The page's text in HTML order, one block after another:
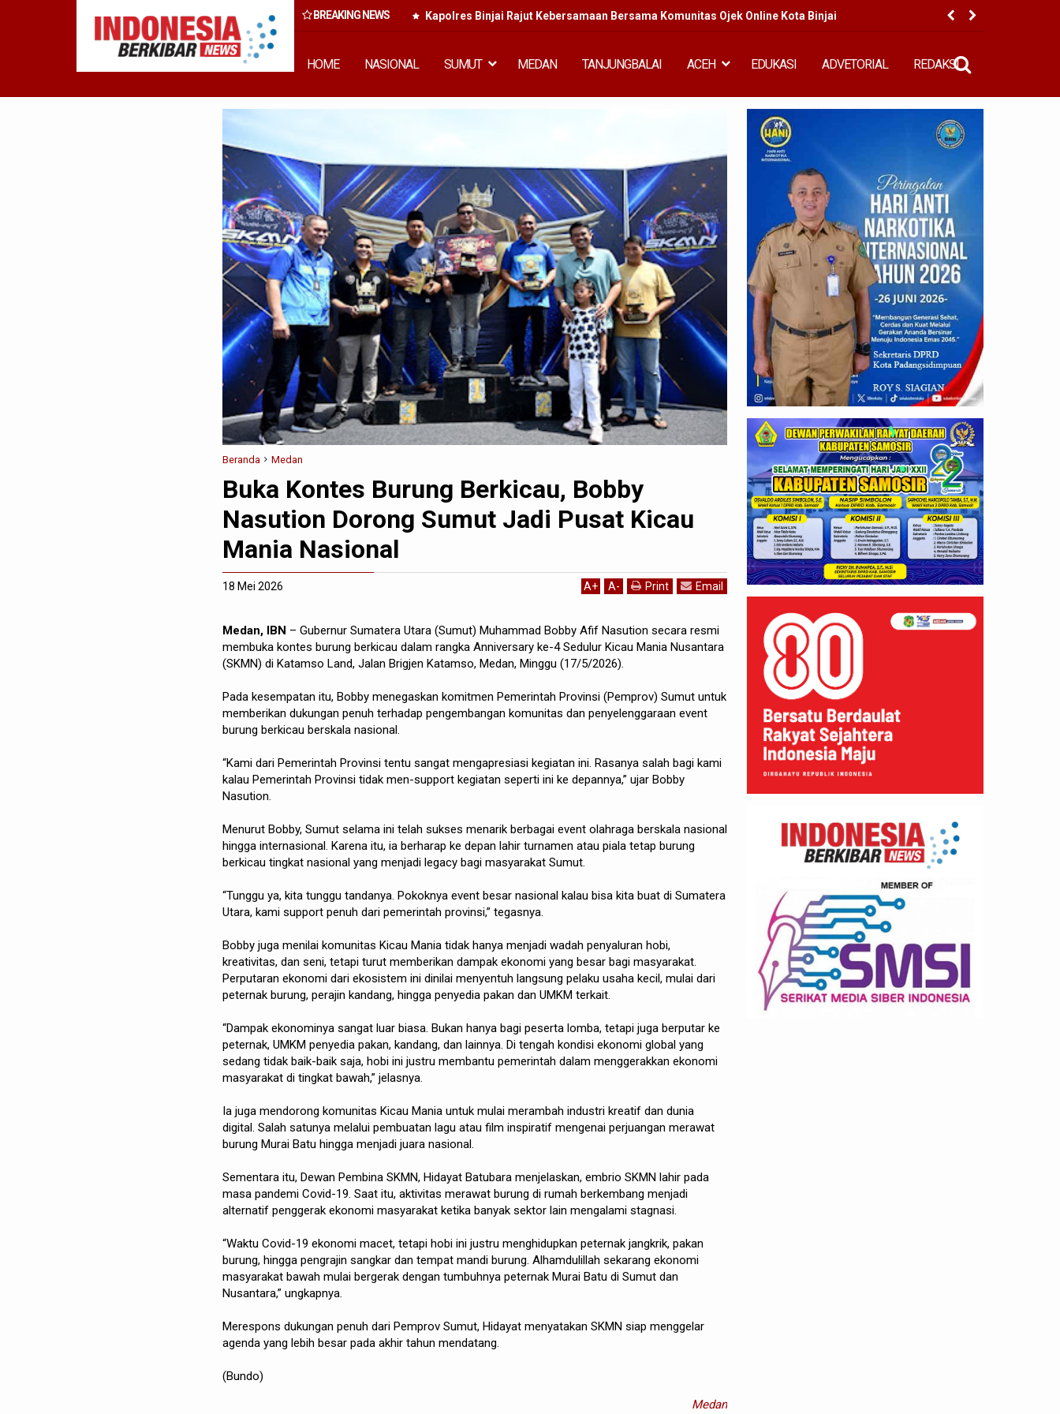
BREAKING NEWS
Rumput Laut Nias Utara dari Hulu ke Hilir Kapolres Binjai Rajut Kebersamaan Bersama Komunitas Ojek Online Kota Binjai
HOME NASIONAL SUMUT MEDAN TANJUNGBALAI ACEH EDUKASI ADVETORIAL REDAKSI
Beranda Medan
Buka Kontes Burung Berkicau, Bobby
Nasution Dorong Sumut Jadi Pusat Kicau
Mania Nasional
18 Mei 2026 A+ A- Print Email
Medan, IBN – Gubernur Sumatera Utara (Sumut) Muhammad Bobby Afif Nasution secara resmi
membuka kontes burung berkicau dalam rangka Anniversary ke-4 Sedulur Kicau Mania Nusantara
(SKMN) di Katamso Land, Jalan Brigjen Katamso, Medan, Minggu (17/5/2026).
Pada kesempatan itu, Bobby menegaskan komitmen Pemerintah Provinsi (Pemprov) Sumut untuk
memberikan dukungan penuh terhadap pengembangan komunitas dan penyelenggaraan event
burung berkicau berskala nasional.
“Kami dari Pemerintah Provinsi tentu sangat mengapresiasi kegiatan ini. Rasanya salah bagi kami
kalau Pemerintah Provinsi tidak men-support kegiatan seperti ini ke depannya,” ujar Bobby
Nasution.
Menurut Bobby, Sumut selama ini telah sukses menarik berbagai event olahraga berskala nasional
hingga internasional. Karena itu, ia berharap ke depan lahir turnamen atau piala tetap burung
berkicau tingkat nasional yang menjadi legacy bagi masyarakat Sumut.
“Tunggu ya, kita tunggu tandanya. Pokoknya event besar nasional kalau bisa kita buat di Sumatera
Utara, kami support penuh dari pemerintah provinsi,” tegasnya.
Bobby juga menilai komunitas Kicau Mania tidak hanya menjadi wadah penyaluran hobi,
kreativitas, dan seni, tetapi turut memberikan dampak ekonomi yang besar bagi masyarakat.
Perputaran ekonomi dari ekosistem ini dinilai menyentuh langsung pelaku usaha kecil, mulai dari
peternak burung, perajin kandang, hingga penyedia pakan dan UMKM terkait.
“Dampak ekonominya sangat luar biasa. Bukan hanya bagi peserta lomba, tetapi juga berputar ke
peternak, UMKM penyedia pakan, kandang, dan lainnya. Di tengah kondisi ekonomi global yang
sedang tidak baik-baik saja, hobi ini justru membantu pemerintah dalam menggerakkan ekonomi
masyarakat di tingkat bawah,” jelasnya.
Ia juga mendorong komunitas Kicau Mania untuk mulai merambah industri kreatif dan dunia
digital. Salah satunya melalui pembuatan lagu atau film inspiratif mengenai perjuangan merawat
burung Murai Batu hingga menjadi juara nasional.
Sementara itu, Dewan Pembina SKMN, Hidayat Batubara menjelaskan, embrio SKMN lahir pada
masa pandemi Covid-19. Saat itu, aktivitas merawat burung di rumah berkembang menjadi
alternatif penggerak ekonomi masyarakat ketika banyak sektor lain mengalami stagnasi.
“Waktu Covid-19 ekonomi macet, tetapi hobi ini justru menghidupkan peternak jangkrik, pakan
burung, hingga pengrajin sangkar dan tempat mandi burung. Alhamdulillah sekarang ekonomi
masyarakat bawah mulai bergerak dengan tumbuhnya peternak Murai Batu di Sumut dan
Nusantara,” ungkapnya.
Merespons dukungan penuh dari Pemprov Sumut, Hidayat menyatakan SKMN siap menggelar
agenda yang lebih besar pada akhir tahun mendatang.
(Bundo)
Medan